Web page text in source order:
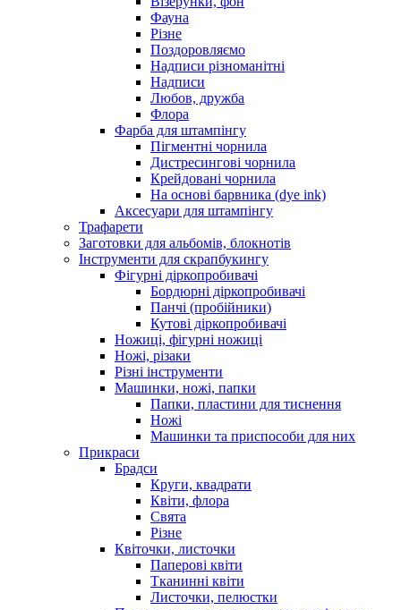
Фауна
Різне
Поздоровляємо
Надписи різноманітні
Надписи
Любов, дружба
Флора
Фарба для штампінгу
Пігментні чорнила
Дистресингові чорнила
Крейдовані чорнила
На основі барвника (dye ink)
Аксесуари для штампінгу
Трафарети
Заготовки для альбомів, блокнотів
Інструменти для скрапбукингу
Фігурні діркопробивачі
Бордюрні діркопробивачі
Панчі (пробійники)
Кутові діркопробивачі
Ножиці, фігурні ножиці
Ножі, різаки
Різні інструменти
Машинки, ножі, папки
Папки, пластини для тиснення
Ножі
Машинки та приспособи для них
Прикраси
Брадси
Круги, квадрати
Квіти, флора
Свята
Різне
Квіточки, листочки
Паперові квіти
Тканинні квіти
Листочки, пелюстки